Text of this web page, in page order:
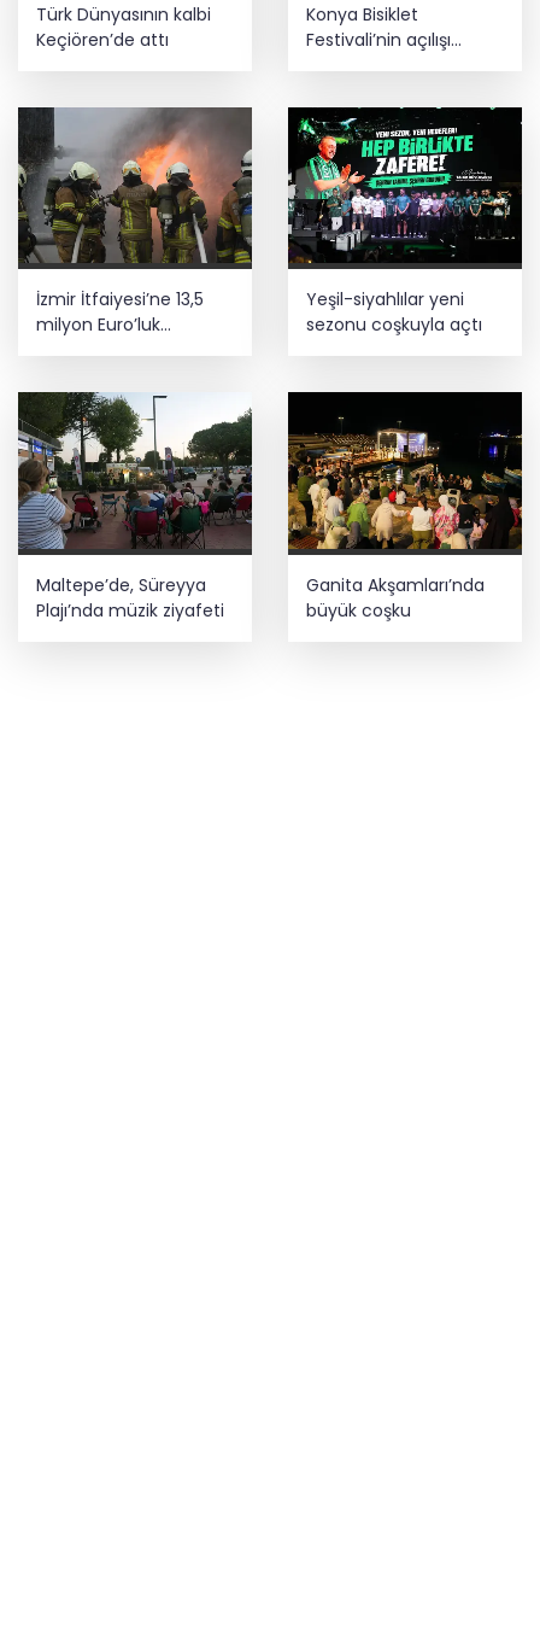
Türk Dünyasının kalbi
Keçiören’de attı
Konya Bisiklet
Festivali’nin açılışı
İzmir İtfaiyesi’ne 13,5
milyon Euro’luk
teknoloji yatırımı
Yeşil-siyahlılar yeni
sezonu coşkuyla açtı
Maltepe’de, Süreyya
Plajı’nda müzik ziyafeti
Ganita Akşamları’nda
büyük coşku